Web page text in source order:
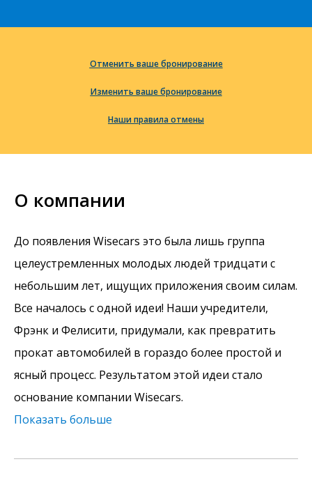
Отменить ваше бронирование
Изменить ваше бронирование
Наши правила отмены
О компании
До появления Wisecars это была лишь группа
целеустремленных молодых людей тридцати с
небольшим лет, ищущих приложения своим силам.
Все началось с одной идеи! Наши учредители,
Фрэнк и Фелисити, придумали, как превратить
прокат автомобилей в гораздо более простой и
ясный процесс. Результатом этой идеи стало
основание компании Wisecars.
Показать больше